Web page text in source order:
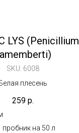
LYS (Penicillium
SKU: 6008
Белая плесень
259 р.
пробник на 50 л